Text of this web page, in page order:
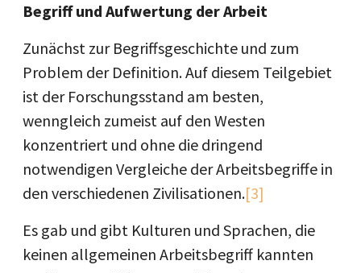
Begriff und Aufwertung der Arbeit
Zunächst zur Begriffsgeschichte und zum
Problem der Definition. Auf diesem Teilgebiet
ist der Forschungsstand am besten,
wenngleich zumeist auf den Westen
konzentriert und ohne die dringend
notwendigen Vergleiche der Arbeitsbegriffe in
den verschiedenen Zivilisationen.[3]
Es gab und gibt Kulturen und Sprachen, die
keinen allgemeinen Arbeitsbegriff kannten